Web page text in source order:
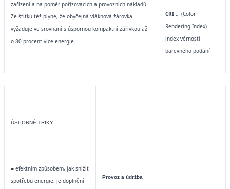
zařízení a na poměr pořizovacích a provozních nákladů.
Ze štítku též plyne, že obyčejná vláknová žárovka
vyžaduje ve srovnání s úspornou kompaktní zářivkou až
o 80 procent více energie.
CRI … (Color
Rendering Index) –
index věrnosti
barevného podání
ÚSPORNÉ TRIKY
■ efektním způsobem, jak snížit
spotřebu energie, je doplnění
Provoz a údržba